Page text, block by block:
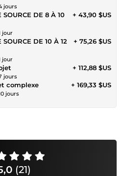
jours
SOURCE DE 8 À 10
jour
+ 43,90 $US
DE 10 À 12
jour
+ 75,26 $US
jours
+ 112,88 $US
complexe
jours
+ 169,33 $US
(21)